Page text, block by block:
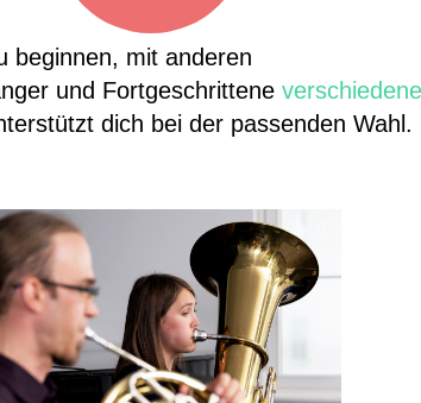
Jugendorchester Attacca
Sinfonietta Züri-Ost
Jugendmusik Wald
Jugendmusik Rüti Bubikon
Bandworkshops
Perkussionsgruppe
Ensembles/Kammermusik
l'estate giocosa
Gitarrenensemble
beginnen, mit anderen
und Fortgeschrittene verschiedene
dich bei der passenden Wahl.